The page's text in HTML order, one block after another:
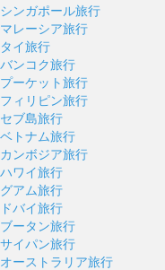
シンガポール旅行
マレーシア旅行
タイ旅行
バンコク旅行
プーケット旅行
フィリピン旅行
セブ島旅行
ベトナム旅行
カンボジア旅行
ハワイ旅行
グアム旅行
ドバイ旅行
ブータン旅行
サイパン旅行
オーストラリア旅行